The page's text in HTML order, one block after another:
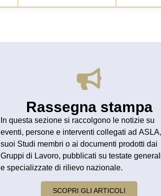
Rassegna stampa
In questa sezione si raccolgono le notiziesu
eventi, personee interventi collegati ad ASLA
suoi Studi membri o ai documenti prodotti dai
Gruppi di Lavoro, pubblicati su testate
e specializzatedi rilievo nazionale.
SCOPRI GLI ARTICOLI